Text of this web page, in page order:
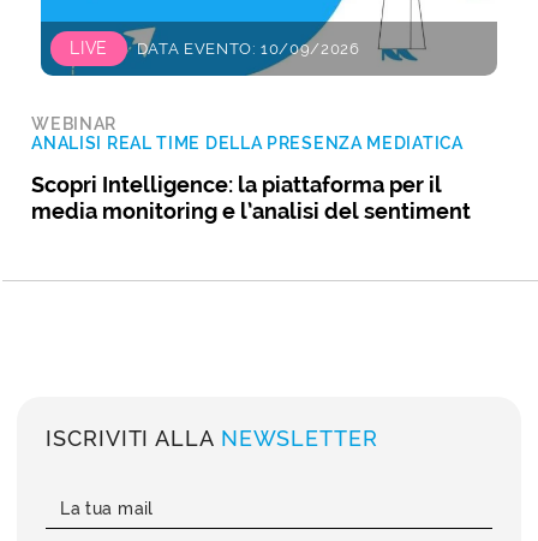
LIVE DATA EVENTO: 10/09/2026
WEBINAR
ANALISI REAL TIME DELLA PRESENZA MEDIATICA
Scopri Intelligence: la piattaforma per il
media monitoring e l’analisi del sentiment
ISCRIVITI ALLA NEWSLETTER